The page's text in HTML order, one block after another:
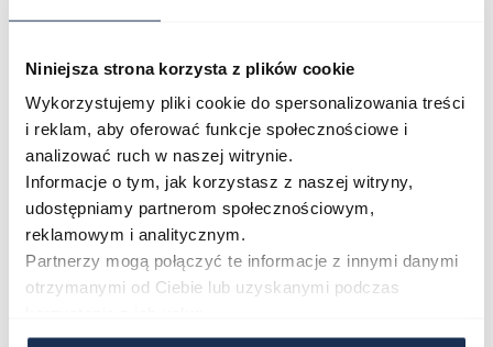
Niniejsza strona korzysta z plików cookie
Wykorzystujemy pliki cookie do spersonalizowania treści
i reklam, aby oferować funkcje społecznościowe i
analizować ruch w naszej witrynie.
Informacje o tym, jak korzystasz z naszej witryny,
udostępniamy partnerom społecznościowym,
reklamowym i analitycznym.
Partnerzy mogą połączyć te informacje z innymi danymi
otrzymanymi od Ciebie lub uzyskanymi podczas
Najczęściej kupowane
Poruszanie się po elementach karuzeli jest możliwe za pomocą
Naciśnij, aby pominąć karuzelę
Naciśnij, aby przejść do nawigacji karuzeli